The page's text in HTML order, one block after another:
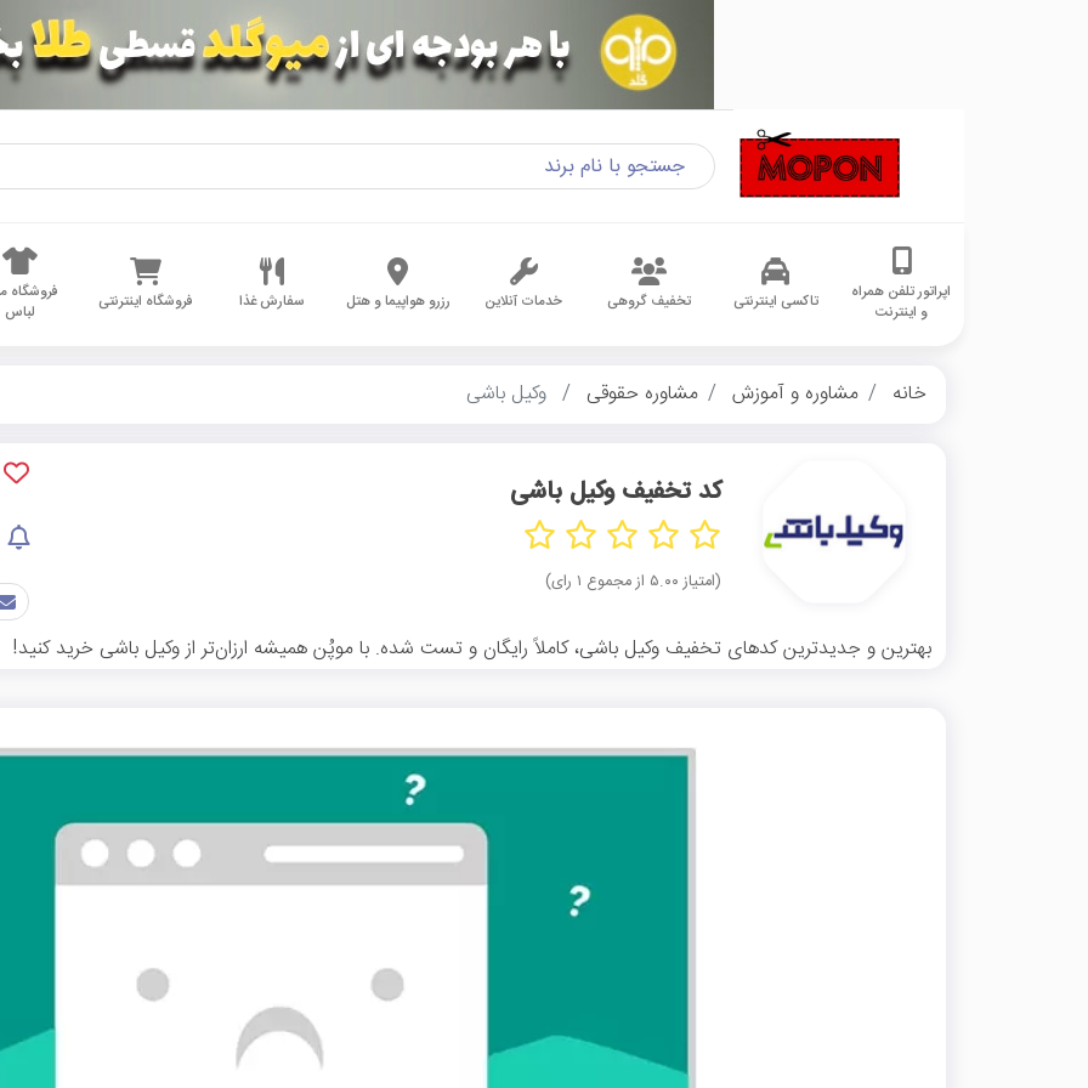
اپراتور تلفن همراه
و اینترنت
تاکسی اینترنتی تخفیف گروهی خدمات آنلاین رزرو هواپیما و هتل سفارش غذا فروشگاه اینترنتی
فروشگاه
لباس
خانه مشاوره و آموزش مشاوره حقوقی وکیل باشی
کد تخفیف وکیل باشی
(امتیاز ۵.۰۰ از مجموع ۱ رای)
بهترین و جدیدترین کدهای تخفیف وکیل باشی، کاملاً رایگان و تست شده. با موپُن همیشه ارزان‌تر از وکیل باشی خرید کنید!